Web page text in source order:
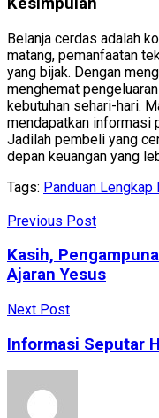
Belanja cerdas adalah
matang, pemanfaatan
yang bijak. Dengan
menghemat
kebutuhan sehari-hari.
mendapatkan informasi
Jadilah pembeli yang
depan keuangan yang
Tags: Panduan Lengkap
Previous Post
Kasih,
Ajaran Yesus
Next Post
Informasi Seputar